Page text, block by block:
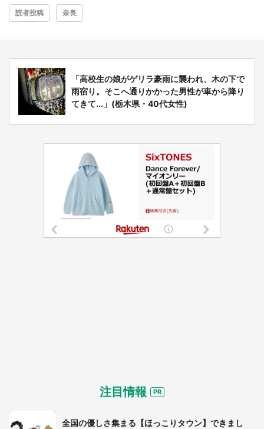
読者投稿 奈良
「高校生の娘がゲリラ豪雨に襲われ、木の下で
雨宿り。そこへ通りかかった男性が車から降り
てきて...」(栃木県・40代女性)
注目情報
全国の優しさ集まる【ほっこりタウン】できまし